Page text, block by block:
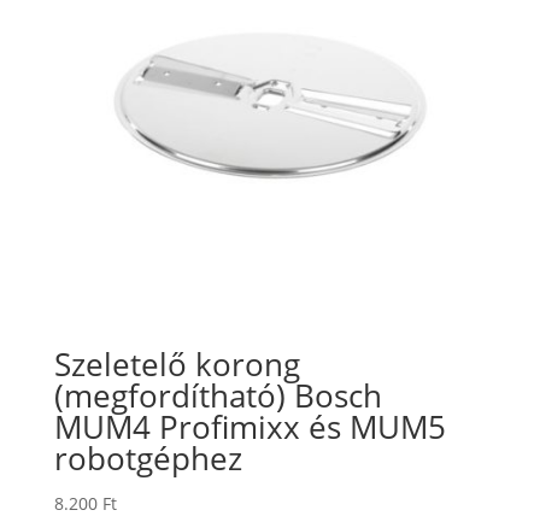
Szeletelő korong
(megfordítható) Bosch
MUM4 Profimixx és MUM5
robotgéphez
8.200 Ft